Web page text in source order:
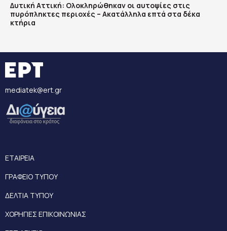
Δυτική Αττική: Ολοκληρώθηκαν οι αυτοψίες στις
πυρόπληκτες περιοχές – Ακατάλληλα επτά στα δέκα
κτήρια
mediatek@ert.gr
ΕΤΑΙΡΕΙΑ
ΓΡΑΦΕΙΟ ΤΥΠΟΥ
ΔΕΛΤΙΑ ΤΥΠΟΥ
ΧΟΡΗΓΙΕΣ ΕΠΙΚΟΙΝΩΝΙΑΣ